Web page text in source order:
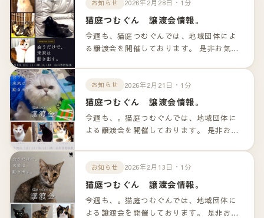
お知らせ 2026年2月28日・1分
猫庭つむぐん 譲渡会情報。
今週も、猫庭つむぐんでは、地域団体によ
る譲渡会を開催しております。 是非お気軽
お知らせ 2026年2月21日・1分
猫庭つむぐん 譲渡会情報。
今週も、。猫庭つむぐんでは、地域団体に
よる譲渡会を開催しております。 是非お気
リンクよりご確認下さいませ。
お知らせ 2026年2月13日・1分
猫庭つむぐん 譲渡会情報。
今週も、。猫庭つむぐんでは、地域団体に
よる譲渡会を開催しております。 是非お気